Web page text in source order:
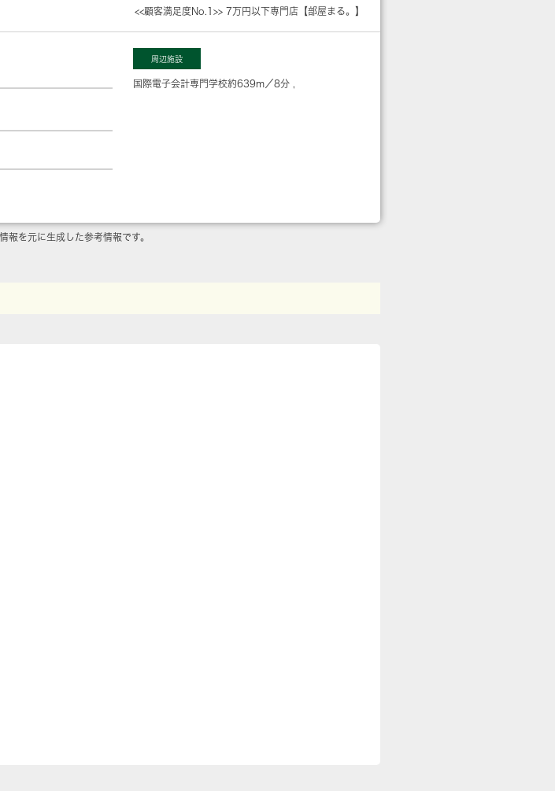
<<顧客満足度No.1>> 7万円以下専門店【部屋まる。】
周辺施設
国際電子会計専門学校約639m／8分
を元に生成した参考情報です。